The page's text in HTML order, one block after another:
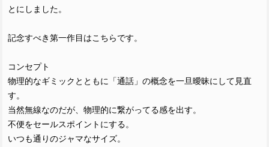
とにしました。
記念すべき第一作目はこちらです。
コンセプト
物理的なギミックとともに「通話」の概念を一旦曖昧にして見直
す。
当然無線なのだが、物理的に繋がってる感を出す。
不便をセールスポイントにする。
いつも通りのジャマなサイズ。